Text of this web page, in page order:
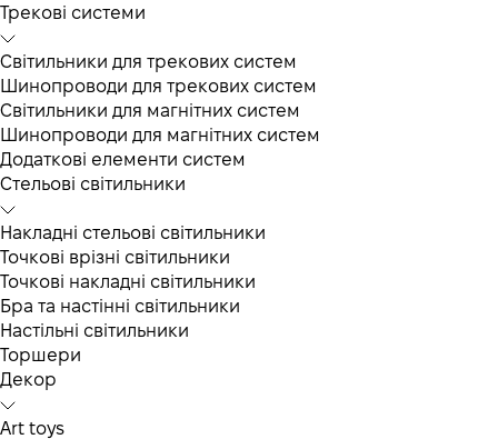
Трекові системи
Світильники для трекових систем
Шинопроводи для трекових систем
Світильники для магнітних систем
Шинопроводи для магнітних систем
Додаткові елементи систем
Cтельові світильники
Накладні стельові світильники
Точкові врізні світильники
Точкові накладні світильники
Бра та настінні світильники
Настільні світильники
Торшери
Декор
Art toys